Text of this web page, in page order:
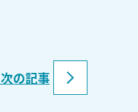
次の記事